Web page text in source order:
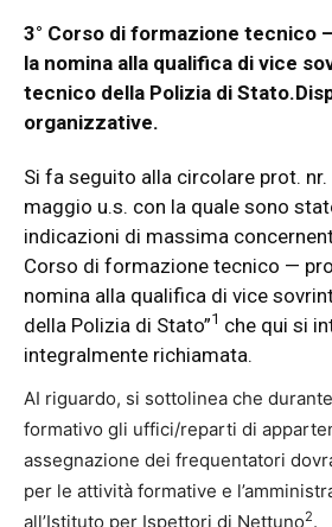
3° Corso di formazione tecnico
la nomina alla qualifica di vice
tecnico della Polizia di
organizzative.
Si fa seguito alla circolare prot.
maggio u.s. con la quale sono
indicazioni di massima
Corso di formazione tecnico —
nomina alla qualifica di vice
della Polizia di Stato”1 che qui si
integralmente richiamata.
AI riguardo, si sottolinea che
formativo gli uffici/reparti di
assegnazione dei frequentatori
per le attività formative e
all’Istituto per Ispettori di Nettuno2.